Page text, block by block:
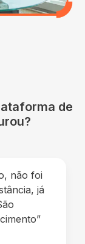
de
não foi
já